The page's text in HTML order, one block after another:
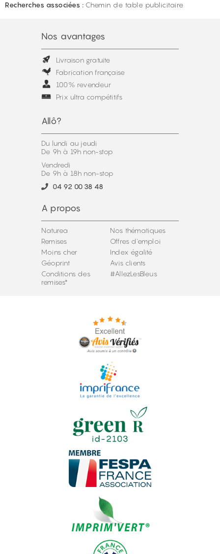
Recherches associées : Chemin de table publicitaire
Nos avantages
Livraison gratuite
Fabrication française
100% revendeur
Prix ultra compétitifs
Allô?
Du lundi au jeudi
De 9h à 19h non-stop
Vendredi
De 9h à 18h non-stop
04 92 00 38 48
A propos
Naturea
Remises
Moins cher
Géoprint
Conditions des
remises*
Nos thématiques
Offres d'emploi
Index égalité
Avis clients
#AllezLesBleus